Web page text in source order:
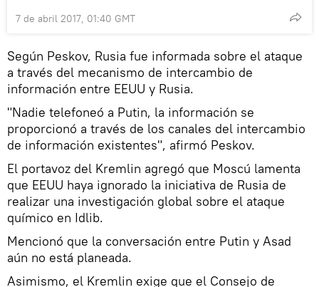
7 de abril 2017, 01:40 GMT
Según Peskov, Rusia fue informada sobre el ataque
a través del mecanismo de intercambio de
información entre EEUU y Rusia.
"Nadie telefoneó a Putin, la información se
proporcionó a través de los canales del intercambio
de información existentes", afirmó Peskov.
El portavoz del Kremlin agregó que Moscú lamenta
que EEUU haya ignorado la iniciativa de Rusia de
realizar una investigación global sobre el ataque
químico en Idlib.
Mencionó que la conversación entre Putin y Asad
aún no está planeada.
Asimismo, el Kremlin exige que el Consejo de